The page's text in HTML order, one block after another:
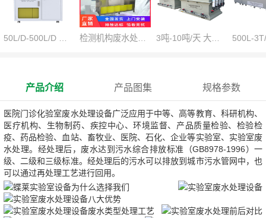
3吨-10吨/天 大型实验室污水处理设备
产品介绍 产品图集 规格参数
医院门诊化验室废水处理设备广泛应用于中等、高等教育、科研机构、
医疗机构、生物制药、疾控中心、环境监督、产品质量检验、检验检
疫、药品检验、血站、畜牧业、医院、石化、企业等实验室、实验室废
水处理。经处理后，废水达到污水综合排放标准（GB8978-1996）一
级、二级和三级标准。经处理后的污水可以排放到城市污水管网中，也
可以通过再处理工艺进行回用。